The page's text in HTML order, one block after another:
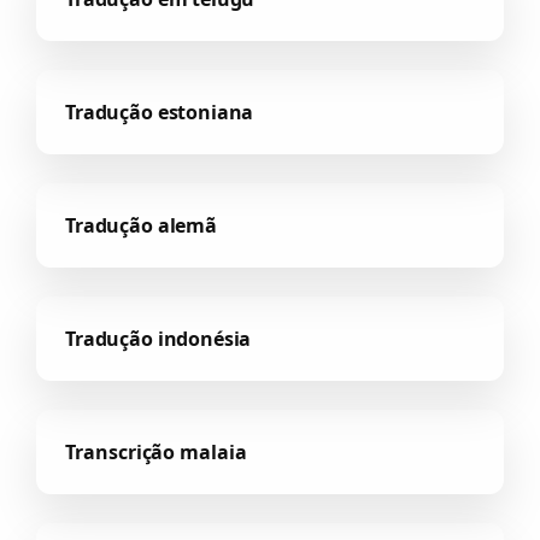
Tradução estoniana
Tradução alemã
Tradução indonésia
Transcrição malaia